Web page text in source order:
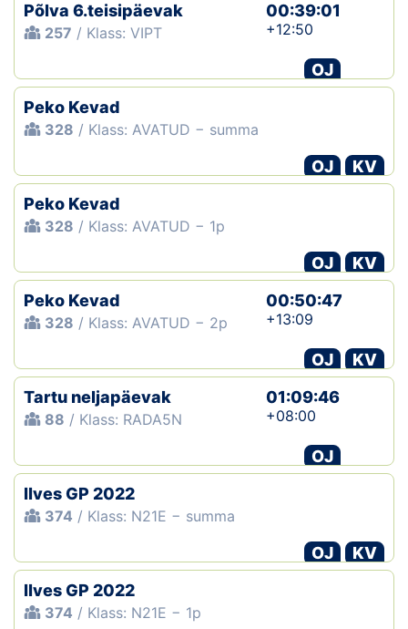
Põlva 6.teisipäevak
257 / Klass: VIPT
00:39:01
+12:50
OJ
Peko Kevad
328 / Klass: AVATUD − summa
OJ
KV
Peko Kevad
328 / Klass: AVATUD − 1p
OJ
KV
Peko Kevad
328 / Klass: AVATUD − 2p
00:50:47
+13:09
OJ
KV
Tartu neljapäevak
88 / Klass: RADA5N
01:09:46
+08:00
OJ
Ilves GP 2022
374 / Klass: N21E − summa
OJ
KV
Ilves GP 2022
374 / Klass: N21E − 1p